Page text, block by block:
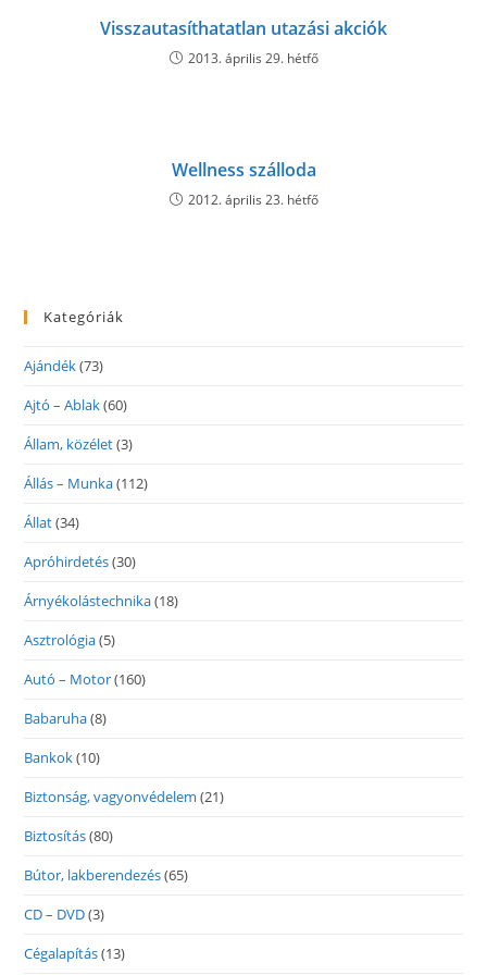
Visszautasíthatatlan utazási akciók
2013. április 29. hétfő
Wellness szálloda
2012. április 23. hétfő
Kategóriák
Ajándék(73)
Ajtó – Ablak(60)
Állam, közélet(3)
Állás – Munka(112)
Állat(34)
Apróhirdetés(30)
Árnyékolástechnika(18)
Asztrológia(5)
Autó – Motor(160)
Babaruha(8)
Bankok(10)
Biztonság, vagyonvédelem (21)
Biztosítás(80)
Bútor, lakberendezés(65)
CD – DVD(3)
Cégalapítás(13)